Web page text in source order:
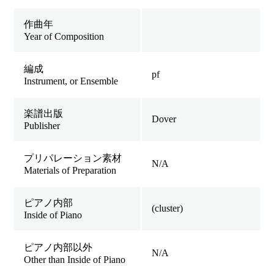
作曲年
Year of Composition
編成
Instrument, or Ensemble
pf
楽譜出版
Publisher
Dover
プリパレーション素材
Materials of Preparation
N/A
ピアノ内部
Inside of Piano
(cluster)
ピアノ内部以外
Other than Inside of Piano
N/A